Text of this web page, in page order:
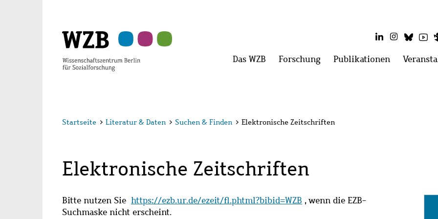
LinkedInInstagram
Hauptmenü
Das WZB Menü
Forschung Menü
Publikationen Menü
Startseite > Literatur & Daten > Suchen & Finden > Elektronische Zeitschriften
Elektronische Zeitschriften
Bitte nutzen Sie https://ezb.ur.de/ezeit/fl.phtml?bibid=WZB , wenn die EZB-
Suchmaske nicht erscheint.